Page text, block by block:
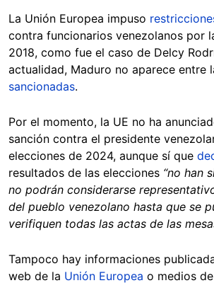
La Unión Europea impuso
contra funcionarios venezolanos por
2018, como fue el caso de Delcy
actualidad, Maduro no aparece entre
sancionadas.
Por el momento, la UE no ha
sanción contra el presidente
elecciones de 2024, aunque sí que
resultados de las elecciones “no han
no podrán considerarse
del pueblo venezolano hasta que se
verifiquen todas las actas de las
Tampoco hay informaciones
web de la Unión Europea o medios